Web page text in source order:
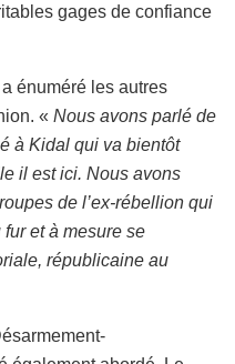
gages de confiance
énuméré les autres
« Nous avons parlé de
à Kidal qui va bientôt
il est ici. Nous avons
de l’ex-rébellion qui
et à mesure se
républicaine au